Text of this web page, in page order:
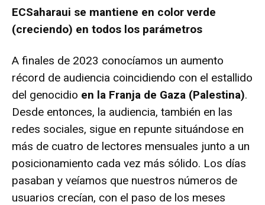
ECSaharaui se mantiene en color verde
(creciendo) en todos los parámetros
A finales de 2023 conocíamos un aumento
récord de audiencia coincidiendo con el estallido
del genocidio en la Franja de Gaza (Palestina).
Desde entonces, la audiencia, también en las
redes sociales, sigue en repunte situándose en
más de cuatro de lectores mensuales junto a un
posicionamiento cada vez más sólido. Los días
pasaban y veíamos que nuestros números de
usuarios crecían, con el paso de los meses